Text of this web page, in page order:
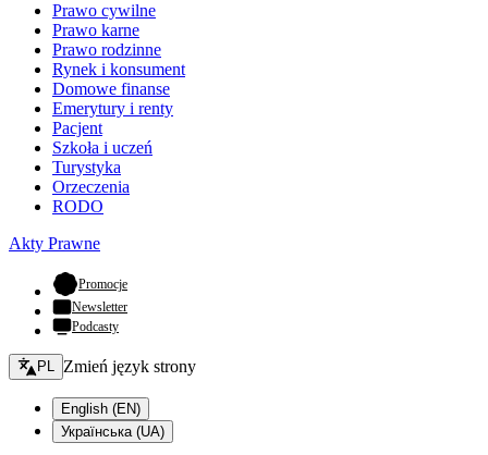
Prawo cywilne
Prawo karne
Prawo rodzinne
Rynek i konsument
Domowe finanse
Emerytury i renty
Pacjent
Szkoła i uczeń
Turystyka
Orzeczenia
RODO
Akty Prawne
Promocje- otwiera się w nowej karcie
Newsletter
Podcasty
Zmień język - bieżący:
PL Zmień język strony
English (EN)
Українська (UA)